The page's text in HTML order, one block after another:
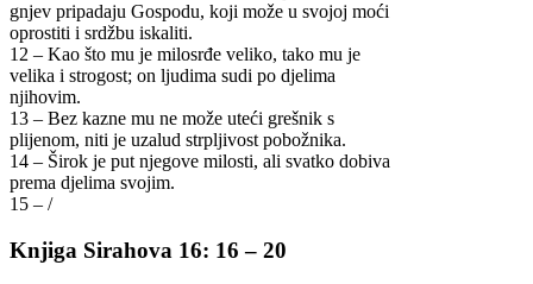
gnjev pripadaju Gospodu, koji može u svojoj moći
oprostiti i srdžbu iskaliti.
12 – Kao što mu je milosrđe veliko, tako mu je
velika i strogost; on ljudima sudi po djelima
njihovim.
13 – Bez kazne mu ne može uteći grešnik s
plijenom, niti je uzalud strpljivost pobožnika.
14 – Širok je put njegove milosti, ali svatko dobiva
prema djelima svojim.
15 – /
Knjiga Sirahova 16: 16 – 20